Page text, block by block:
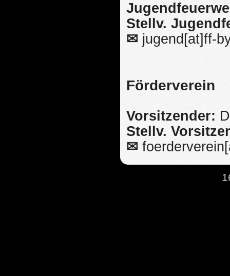
Stellv.
✉ jugend[at]ff-
Förderverein
Vorsitzender:
Stellv.
✉